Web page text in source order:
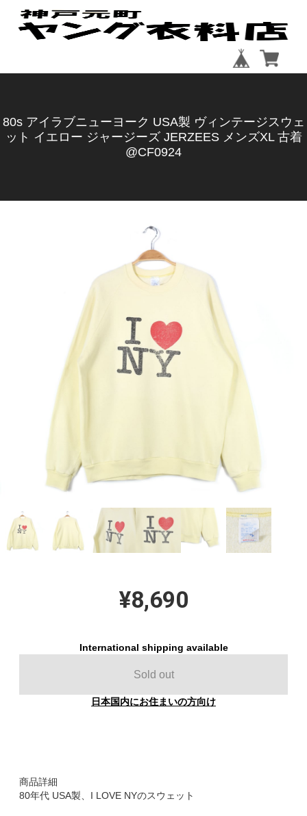
80s アイラブニューヨーク USA製 ヴィンテージスウェ
ット イエロー ジャージーズ JERZEES メンズXL 古着
@CF0924
¥8,690
International shipping available
Sold out
日本国内にお住まいの方向け
商品詳細
80年代 USA製、I LOVE NYのスウェット